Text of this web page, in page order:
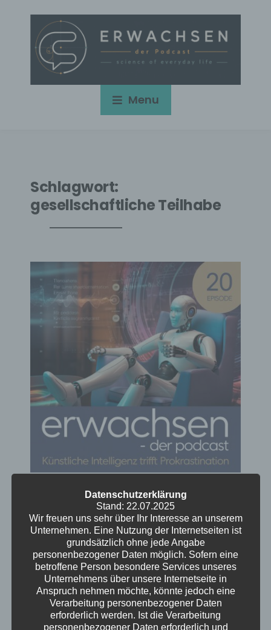
Menu
Schlagwort:
gesellschaftliche Teilhabe
Prokrastination
Ute braucht eine Pause. Aber Kristof hat Henri
zu Besuch und ist neugierig auf die
Wissenschaftsmaschine (wie er immer sagt).
Denn die haben Henri und sein Team gebaut.
Wie also funktioniert Künstliche Intelligenz?
Was sagt die Wissenschaft zu
gesellschaftlicher Teilhabe? Und warum haben
Datenschutzerklärung
Stand: 22.07.2025
Wir freuen uns sehr über Ihr Interesse an unserem
Unternehmen. Eine Nutzung der Internetseiten ist
grundsätzlich ohne jede Angabe
personenbezogener Daten möglich. Sofern eine
betroffene Person besondere Services unseres
Unternehmens über unsere Internetseite in
Anspruch nehmen möchte, könnte jedoch eine
Verarbeitung personenbezogener Daten
erforderlich werden. Ist die Verarbeitung
personenbezogener Daten erforderlich und